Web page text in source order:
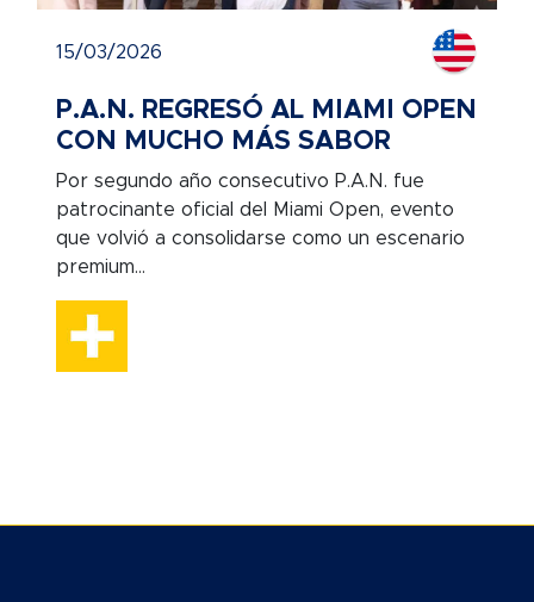
15/03/2026
P.A.N. REGRESÓ AL MIAMI OPEN
CON MUCHO MÁS SABOR
Por segundo año consecutivo P.A.N. fue
patrocinante oficial del Miami Open, evento
que volvió a consolidarse como un escenario
premium...